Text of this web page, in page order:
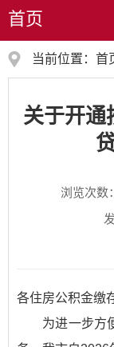
首页
当前位置： 首
关于开通
浏览次数：
各住房公积金缴
为进一步方